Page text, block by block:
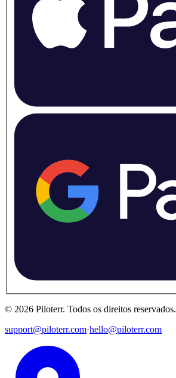
© 2026 Piloterr. Todos os direitos reservados.
support@piloterr.com·hello@piloterr.com